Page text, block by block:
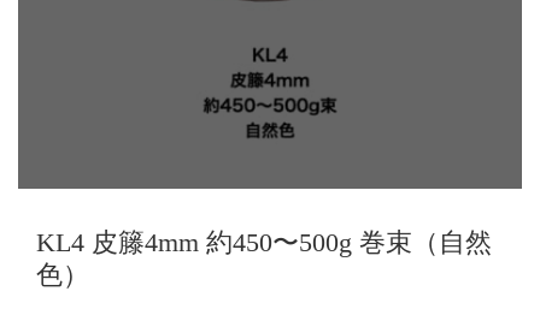
KL4 皮籐4mm 約450〜500g 巻束（自然
色）